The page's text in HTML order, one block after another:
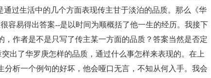
通过生活中的几个方面表现传主甘于淡泊的品质。那么《华
容易得出答案--是以时间为顺概括了他一生的经历。我接下
作者是不是只写了传主某一方面的品质？答案当然是否定
出了华罗庚怎样的品质，通过什么事怎样来表现的。在上
分析一个例句的好坏，他会哑口无言，不知从何入手。我会